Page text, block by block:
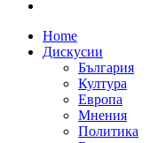
Home
Дискусии
България
Култура
Европа
Мнения
Политика